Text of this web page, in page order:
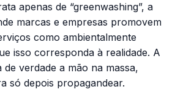
apenas de “greenwashing”, a
marcas e empresas promovem
como ambientalmente
isso corresponda à realidade. A
verdade a mão na massa,
só depois propagandear.